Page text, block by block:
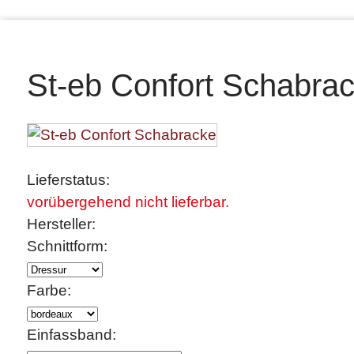
St-eb Confort
Lieferstatus:
vorübergehend nicht lieferbar.
Hersteller:
Schnittform:
Farbe:
Einfassband: